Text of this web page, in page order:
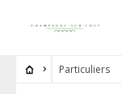
Particuliers